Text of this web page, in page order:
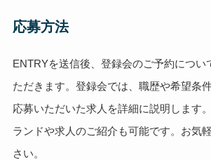
応募方法
ENTRYを送信後、登録会のご予約につい
ただきます。登録会では、職歴や希望条
応募いただいた求人を詳細に説明します
ランドや求人のご紹介も可能です。お気
さい。